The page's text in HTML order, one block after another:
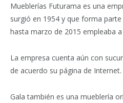
Mueblerías Futurama es una
surgió en 1954 y que forma
hasta marzo de 2015 empleaba
La empresa cuenta aún con
de acuerdo su página de Internet.
Gala también es una mueblería